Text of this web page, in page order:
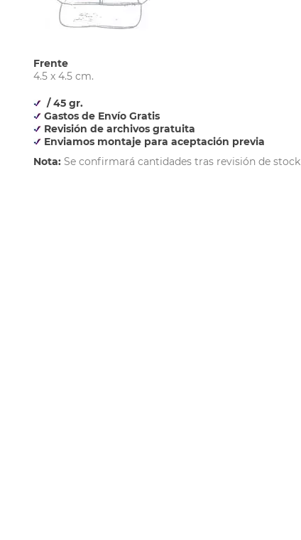
Frente
4.5 x 4.5 cm.
/ 45 gr.
Gastos de Envío Gratis
Revisión de archivos gratuita
Enviamos montaje para aceptación previa
Nota: Se confirmará cantidades tras revisión de stock